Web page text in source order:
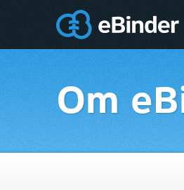
Om